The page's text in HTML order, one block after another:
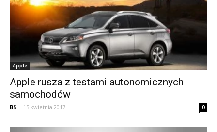
Apple
Apple rusza z testami autonomicznych
samochodów
BS - 15 kwietnia 2017 0